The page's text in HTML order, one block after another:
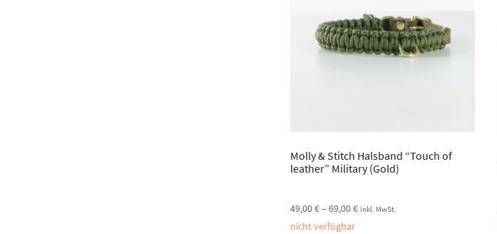
Molly & Stitch Halsband “Touch of
leather” Military (Gold)
49,00€–69,00€ inkl. MwSt.
nicht verfügbar